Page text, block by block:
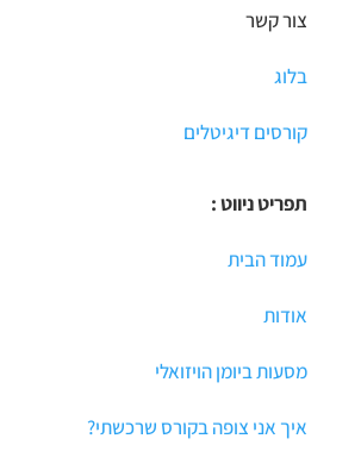
צור קשר
בלוג
קורסים דיגיטלים
תפריט ניווט :
עמוד הבית
אודות
מסעות ביומן הויזואלי
איך אני צופה בקורס שרכשתי?